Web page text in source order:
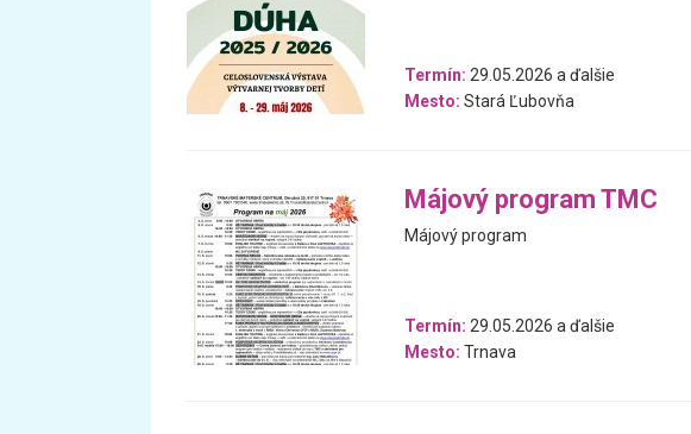
Termín: 29.05.2026 a ďalšie
Mesto: Stará Ľubovňa
Májový program TMC
Májový program
Termín: 29.05.2026 a ďalšie
Mesto: Trnava